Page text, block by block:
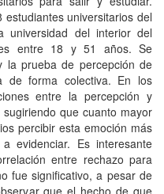
universitarios del
universidad del interior del
entre 18 y 51 años. Se
la prueba de percepción de
de forma colectiva. En los
entre la percepción y
que cuanto mayor
percibir esta emoción más
evidenciar. Es interesante
entre rechazo para
fue significativo, a pesar de
que el hecho de que